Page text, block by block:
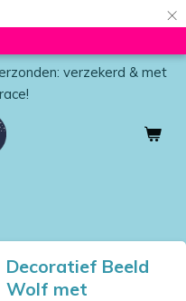
×
verzekerd & met
Decoratief Beeld
Wolf met